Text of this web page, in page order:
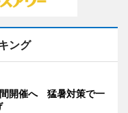
ング
間開催へ 猛暑対策で一